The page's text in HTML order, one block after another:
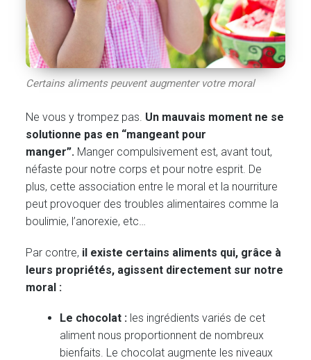
Certains aliments peuvent augmenter votre moral
Ne vous y trompez pas. Un mauvais moment ne se
solutionne pas en “mangeant pour
manger”. Manger compulsivement est, avant tout,
néfaste pour notre corps et pour notre esprit. De
plus, cette association entre le moral et la nourriture
peut provoquer des troubles alimentaires comme la
boulimie, l’anorexie, etc…
Par contre, il existe certains aliments qui, grâce à
leurs propriétés, agissent directement sur notre
moral :
Le chocolat : les ingrédients variés de cet
aliment nous proportionnent de nombreux
bienfaits. Le chocolat augmente les niveaux